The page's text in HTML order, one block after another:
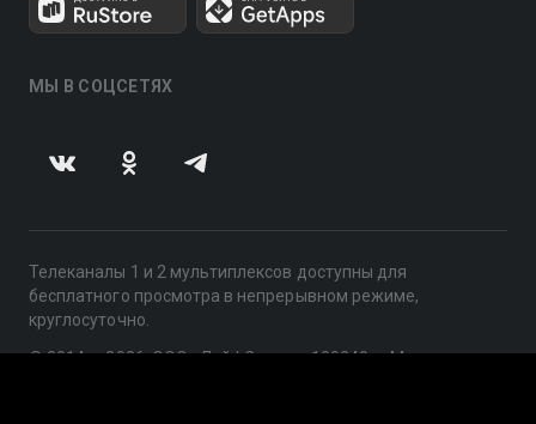
МЫ В СОЦСЕТЯХ
Телеканалы 1 и 2 мультиплексов доступны для
бесплатного просмотра в непрерывном режиме,
круглосуточно.
© 2014 — 2026, ООО «ЛайфСтрим», 109240, г. Москва,